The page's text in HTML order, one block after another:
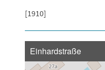
[1910]
Einhardstraße